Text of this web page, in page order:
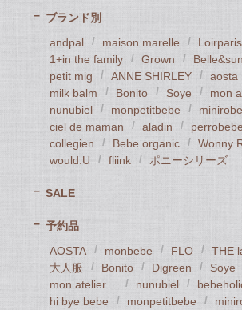
ブランド別
andpal
maison marelle Loirparis
1+in the family
Grown Belle&sun
petit mig
ANNE SHIRLEY aosta
milk balm
Bonito Soye
mon
nunubiel
monpetitbebe
minirobe
ciel de maman
aladin perrobebe
collegien
Bebe organic
Wonny
would.U
fliink ポニーシリーズ
SALE
予約品
AOSTA
monbebe FLO THE
大人服
Bonito Digreen
Soye
mon atelier
nunubiel
hi bye bebe
monpetitbebe